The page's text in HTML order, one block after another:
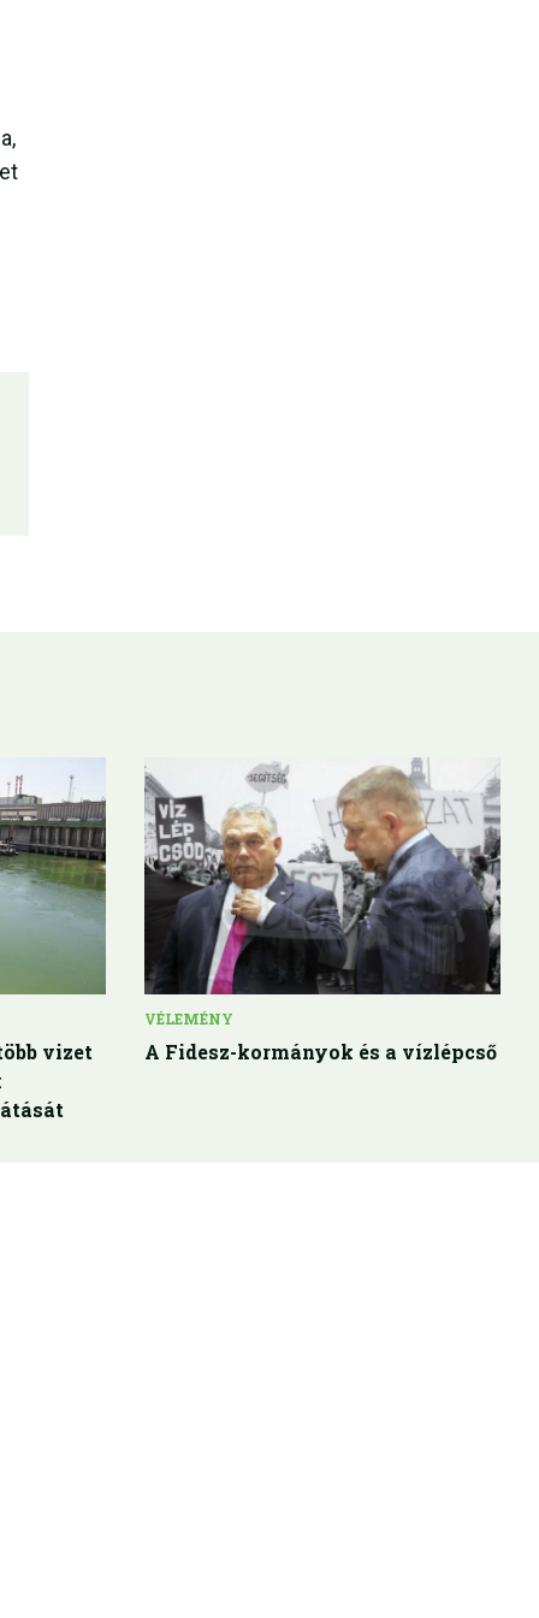
vizet
VÉLEMÉNY
A Fidesz-kormányok és a vízlépcső